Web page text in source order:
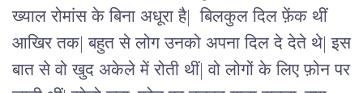
ख्याल रोमांस के बिना अधूरा है| बिलकुल दिल फ़ेंक थीं
आखिर तक| बहुत से लोग उनको अपना दिल दे देते थे| इस
बात से वो खुद अकेले में रोती थीं| वो लोगों के लिए फ़ोन पर